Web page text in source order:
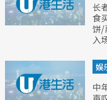
长
食
饼/
入
娱
中